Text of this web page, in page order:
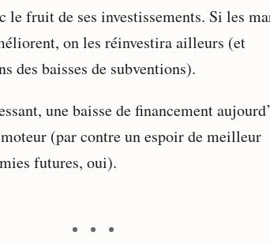
le fruit de ses investissements. Si les
on les réinvestira ailleurs (et
des baisses de subventions).
une baisse de financement
(par contre un espoir de meilleur
futures, oui).